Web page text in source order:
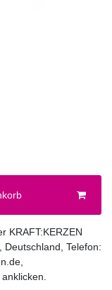
KRAFT:KERZEN
Deutschland , Telefon: